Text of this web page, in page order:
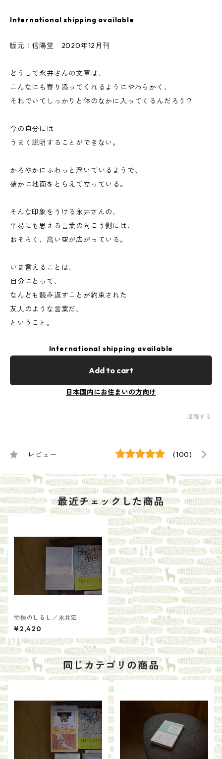
International shipping available
版元：信陽堂 2020年12月刊
どうして永井さんの文章は、
こんなにも寄り添ってくれるようにやわらかく、
それでいてしっかりと体のなかに入ってくるんだろう？
今の自分には
うまく説明することができない。
かろやかにふわっと浮いているようで、
確かに地面をとらえて立っている。
そんな印象をうける永井さんの、
平易にも思える言葉の向こう側には、
おそらく、高い空が広がっている。
いま言えることは、
自分にとって、
なんども読み返すことが約束された
友人のような言葉だ、
ということ。
International shipping available
Add to cart
日本国内にお住まいの方向け
通報する
レビュー (100)
最近チェックした商品
愉快のしるし／永井宏
¥2,420
同じカテゴリの商品